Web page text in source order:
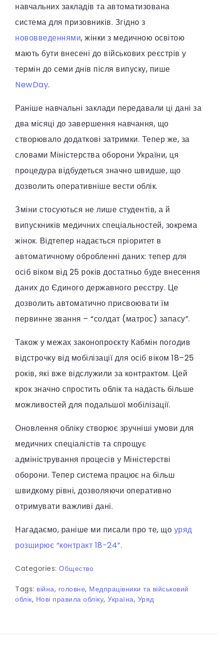
навчальних закладів та автоматизована
система для призовників. Згідно з
нововведеннями, жінки з медичною освітою
мають бути внесені до військових реєстрів у
термін до семи днів після випуску, пише
NewDay.
Раніше навчальні заклади передавали ці дані за
два місяці до завершення навчання, що
створювало додаткові затримки. Тепер же, за
словами Міністерства оборони України, ця
процедура відбудеться значно швидше, що
дозволить оперативніше вести облік.
Зміни стосуються не лише студентів, а й
випускників медичних спеціальностей, зокрема
жінок. Відтепер надається пріоритет в
автоматичному обробленні даних: тепер для
осіб віком від 25 років достатньо буде внесення
даних до Єдиного державного реєстру. Це
дозволить автоматично присвоювати їм
первинне звання – “солдат (матрос) запасу”.
Також у межах законопроєкту Кабмін погодив
відстрочку від мобілізації для осіб віком 18–25
років, які вже відслужили за контрактом. Цей
крок значно спростить облік та надасть більше
можливостей для подальшої мобілізації.
Оновлення обліку створює зручніші умови для
медичних спеціалістів та спрощує
адміністрування процесів у Міністерстві
оборони. Тепер система працює на більш
швидкому рівні, дозволяючи оперативно
отримувати важливі дані.
Нагадаємо, раніше ми писали про те, що уряд
розширює “контракт 18-24”.
Categories: Общество
Tags: війна, головне, Медпрацівники та військовий
облік, Нові правила обліку, Україна, Уряд